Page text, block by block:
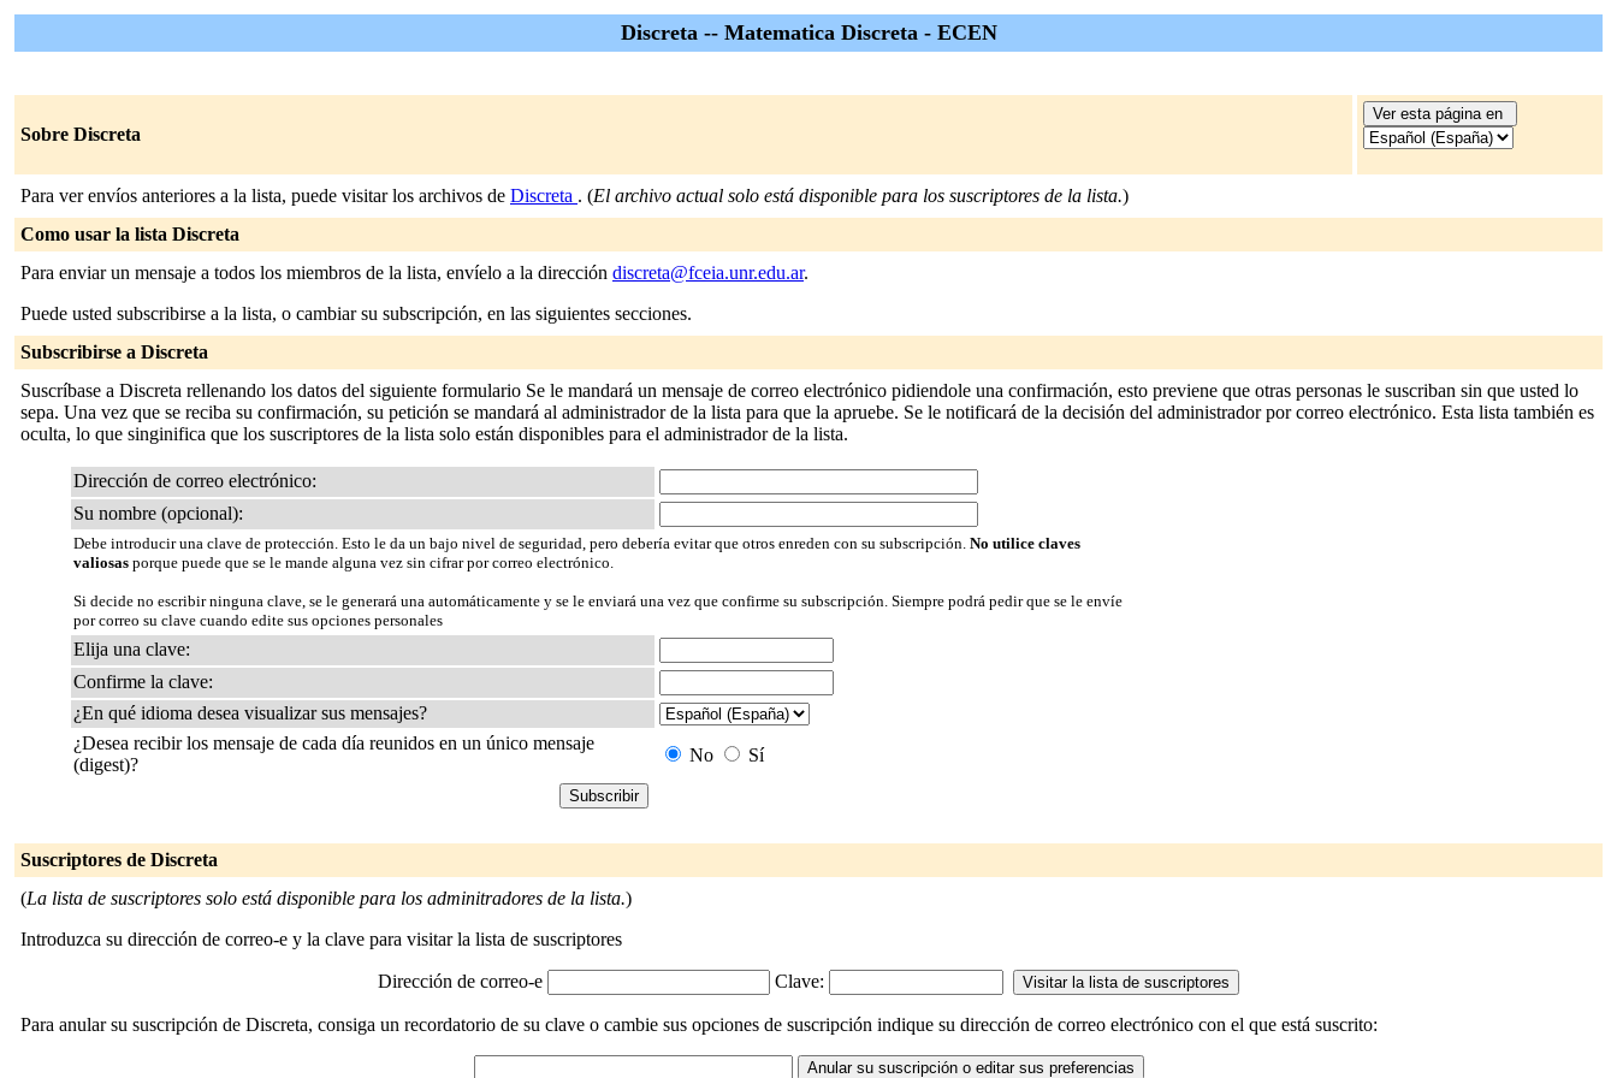
Discreta -- Matematica Discreta - ECEN
Sobre Discreta
Para ver envíos anteriores a la lista, puede visitar los archivos de Discreta . (El archivo actual solo está disponible para los suscriptores de la lista.)
Como usar la lista Discreta
Para enviar un mensaje a todos los miembros de la lista, envíelo a la dirección discreta@fceia.unr.edu.ar.
Puede usted subscribirse a la lista, o cambiar su subscripción, en las siguientes secciones.
Subscribirse a Discreta
Suscríbase a Discreta rellenando los datos del siguiente formulario Se le mandará un mensaje de correo electrónico pidiendole una confirmación, esto previene que otras personas le suscriban sin que usted lo
sepa. Una vez que se reciba su confirmación, su petición se mandará al administrador de la lista para que la apruebe. Se le notificará de la decisión del administrador por correo electrónico. Esta lista también es
oculta, lo que singinifica que los suscriptores de la lista solo están disponibles para el administrador de la lista.
Dirección de correo electrónico:
Su nombre (opcional):
Debe introducir una clave de protección. Esto le da un bajo nivel de seguridad, pero debería evitar que otros enreden con su subscripción. No utilice claves
valiosas porque puede que se le mande alguna vez sin cifrar por correo electrónico.
Si decide no escribir ninguna clave, se le generará una automáticamente y se le enviará una vez que confirme su subscripción. Siempre podrá pedir que se le envíe
por correo su clave cuando edite sus opciones personales
Elija una clave:
Confirme la clave:
¿En qué idioma desea visualizar sus mensajes?
¿Desea recibir los mensaje de cada día reunidos en un único mensaje
(digest)?
No Sí
Suscriptores de Discreta
(La lista de suscriptores solo está disponible para los adminitradores de la lista.)
Introduzca su dirección de correo-e y la clave para visitar la lista de suscriptores
Dirección de correo-e Clave:
Para anular su suscripción de Discreta, consiga un recordatorio de su clave o cambie sus opciones de suscripción indique su dirección de correo electrónico con el que está suscrito: